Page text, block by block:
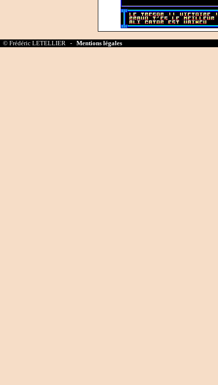
© Frédéric LETELLIER - Mentions légales